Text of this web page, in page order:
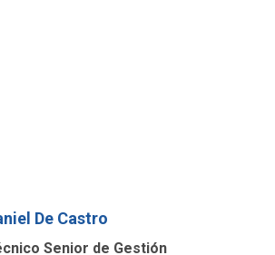
De Castro
Senior de Gestión